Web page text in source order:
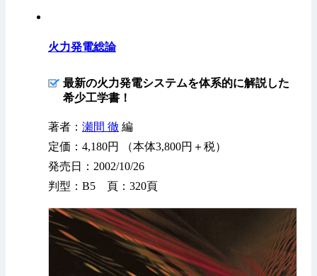
火力発電総論
最新の火力発電システムを体系的に解説した
希少工学書！
著者： 瀬間 徹 編
定価：4,180円 （本体3,800円＋税）
発売日：2002/10/26
判型：B5 頁：320頁